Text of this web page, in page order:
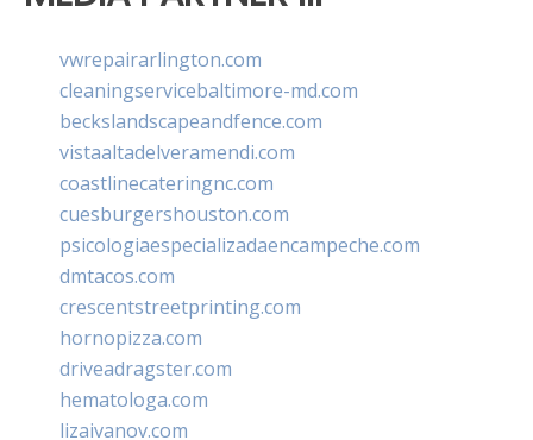
vwrepairarlington.com
cleaningservicebaltimore-md.com
beckslandscapeandfence.com
vistaaltadelveramendi.com
coastlinecateringnc.com
cuesburgershouston.com
psicologiaespecializadaencampeche.com
dmtacos.com
crescentstreetprinting.com
hornopizza.com
driveadragster.com
hematologa.com
lizaivanov.com